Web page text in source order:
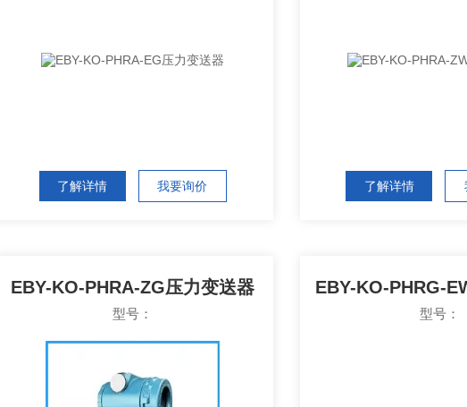
了解详情 我要询价 了解详情
EBY-KO-PHRA-ZG压力变送器
型号：
EBY-KO-PHRG-
型号：